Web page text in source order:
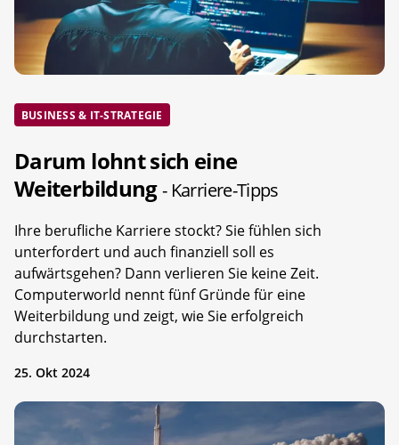
BUSINESS & IT-STRATEGIE
Darum lohnt sich eine
Weiterbildung- Karriere-Tipps
Ihre berufliche Karriere stockt? Sie fühlen sich
unterfordert und auch finanziell soll es
aufwärtsgehen? Dann verlieren Sie keine Zeit.
Computerworld nennt fünf Gründe für eine
Weiterbildung und zeigt, wie Sie erfolgreich
durchstarten.
25. Okt 2024